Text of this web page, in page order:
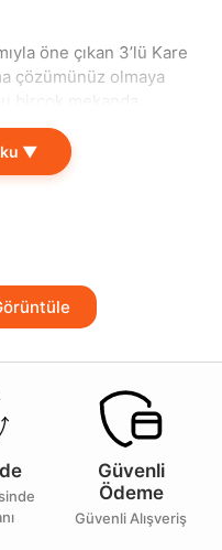
öne çıkan 3’lü Kare
çözümünüz olmaya
birçok mekanda
yerli üretim olması da
GU 5.3 ve
uygun
vitrinlere kadar birçok
Modern ve minimal
sade ve
trendlerine de
ışık sağlarken,
sıcaklığı
dekoratif öğelerle
estetik bir
▼
Güvenli
Ödeme
Güvenli Alışveriş